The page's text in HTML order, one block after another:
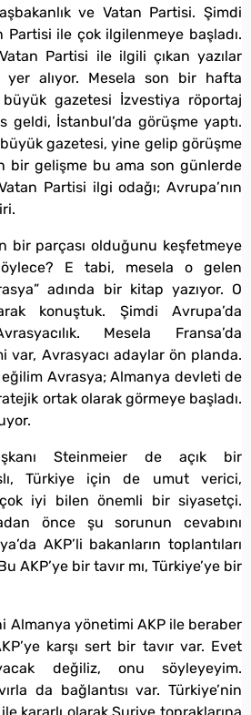
ve Vatan Partisi. Şimdi
Partisi ile çok ilgilenmeye başladı.
Partisi ile ilgili çıkan yazılar
yer alıyor. Mesela son bir hafta
büyük gazetesi İzvestiya röportaj
geldi, İstanbul’da görüşme yaptı.
büyük gazetesi, yine gelip görüşme
bir gelişme bu ama son günlerde
Partisi ilgi odağı; Avrupa’nın
bir parçası olduğunu keşfetmeye
E tabi, mesela o gelen
adında bir kitap yazıyor. O
konuştuk. Şimdi Avrupa’da
Mesela Fransa’da
var, Avrasyacı adaylar ön planda.
Avrasya; Almanya devleti de
ortak olarak görmeye başladı.
Steinmeier de açık bir
Türkiye için de umut verici,
iyi bilen önemli bir siyasetçi.
önce şu sorunun cevabını
AKP’li bakanların toplantıları
AKP’ye bir tavır mı, Türkiye’ye bir
Almanya yönetimi AKP ile beraber
karşı sert bir tavır var. Evet
değiliz, onu söyleyeyim.
da bağlantısı var. Türkiye’nin